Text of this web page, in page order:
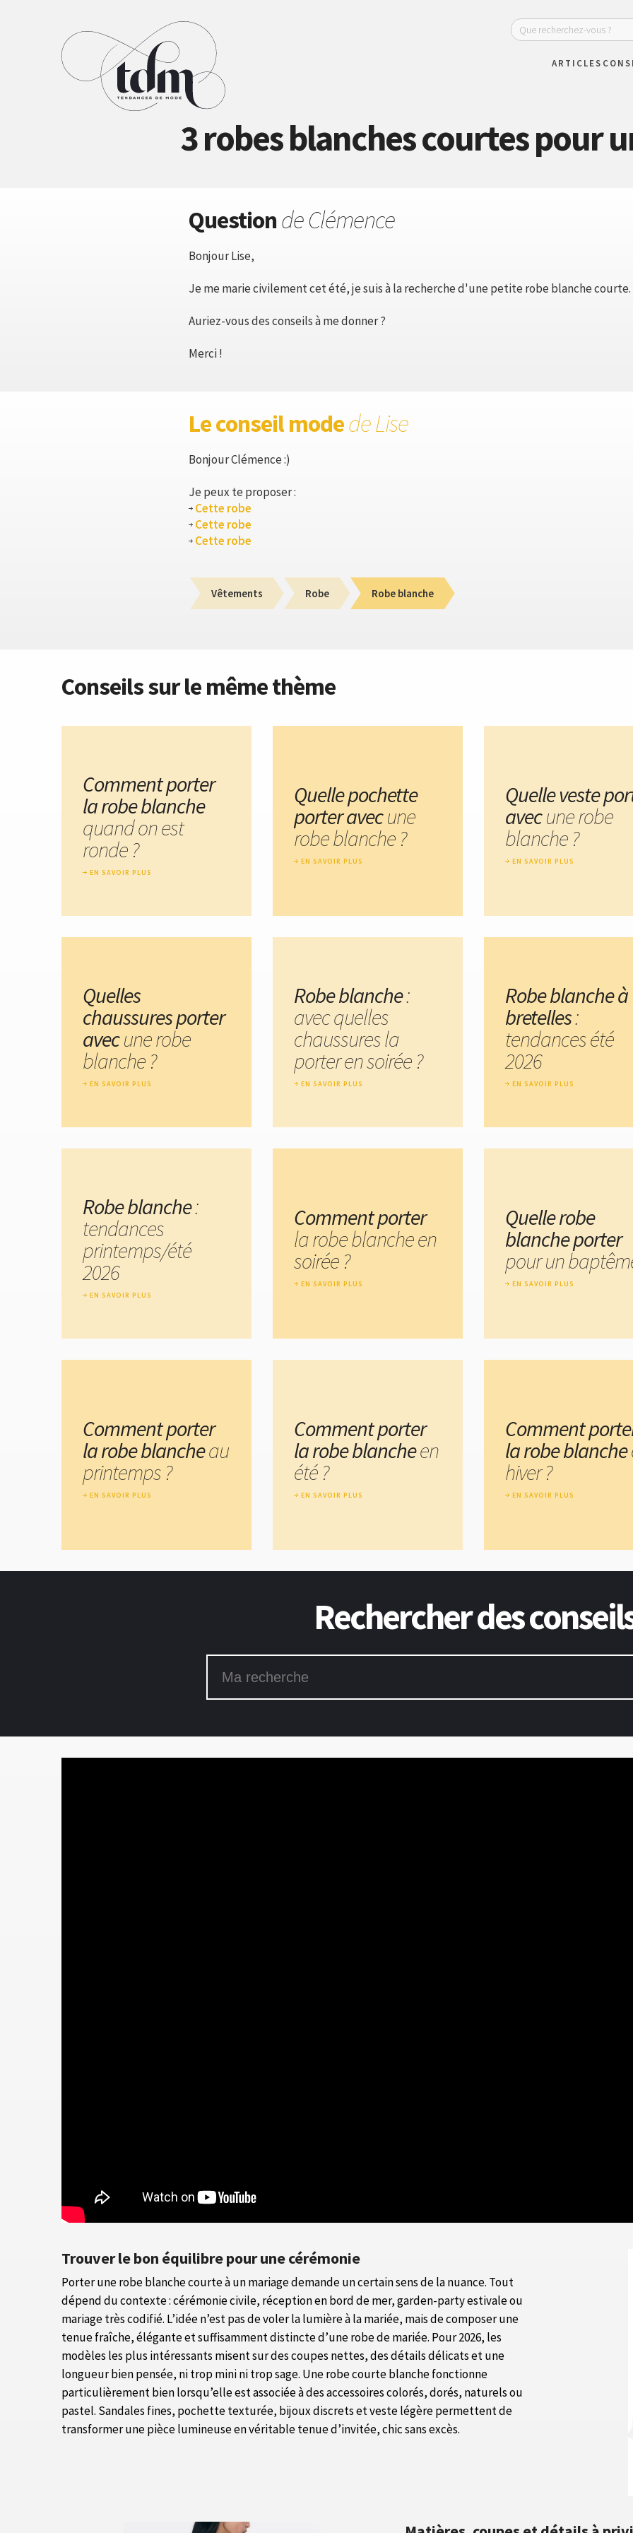
ARTICLES
3 robes blanches courtes pour
Questionde Clémence
Bonjour Lise,
Je me marie civilement cet été, je suis à la recherche d'une petite robe blanche courte.
Auriez-vous des conseils à me donner ?
Merci !
Le conseil modede Lise
Bonjour Clémence :)
Je peux te proposer :
Cette robe
Cette robe
Cette robe
Vêtements Robe Robe blanche
Trouver le bon équilibre pour une cérémonie
Porter une robe blanche courte à un mariage demande un certain sens de la nuance. Tout
dépend du contexte : cérémonie civile, réception en bord de mer, garden-party estivale ou
mariage très codifié. L’idée n’est pas de voler la lumière à la mariée, mais de composer une
tenue fraîche, élégante et suffisamment distincte d’une robe de mariée. Pour 2026, les
modèles les plus intéressants misent sur des coupes nettes, des détails délicats et une
longueur bien pensée, ni trop mini ni trop sage. Une robe courte blanche fonctionne
particulièrement bien lorsqu’elle est associée à des accessoires colorés, dorés, naturels ou
pastel. Sandales fines, pochette texturée, bijoux discrets et veste légère permettent de
transformer une pièce lumineuse en véritable tenue d’invitée, chic sans excès.
Conseils sur le même thème
Comment porter
la robe blanche
quand on est
ronde ?
EN SAVOIR PLUS
Quelle pochette
porter avecune
robe blanche ?
EN SAVOIR PLUS
Quelle veste
avecune robe
blanche ?
EN SAVOIR PLUS
Quelles
chaussures porter
avecune robe
blanche ?
EN SAVOIR PLUS
Robe blanche:
avec quelles
chaussures la
porter en soirée ?
EN SAVOIR PLUS
Robe blanche à
bretelles:
tendances été
2026
EN SAVOIR PLUS
Robe blanche:
tendances
printemps/été
2026
EN SAVOIR PLUS
Comment porter
la robe blanche en
soirée ?
EN SAVOIR PLUS
Quelle robe
blanche porter
pour un
EN SAVOIR PLUS
Comment porter
la robe blancheau
printemps ?
EN SAVOIR PLUS
Comment porter
la robe blancheen
été ?
EN SAVOIR PLUS
Comment
la robe blanche
hiver ?
EN SAVOIR PLUS
Rechercher des